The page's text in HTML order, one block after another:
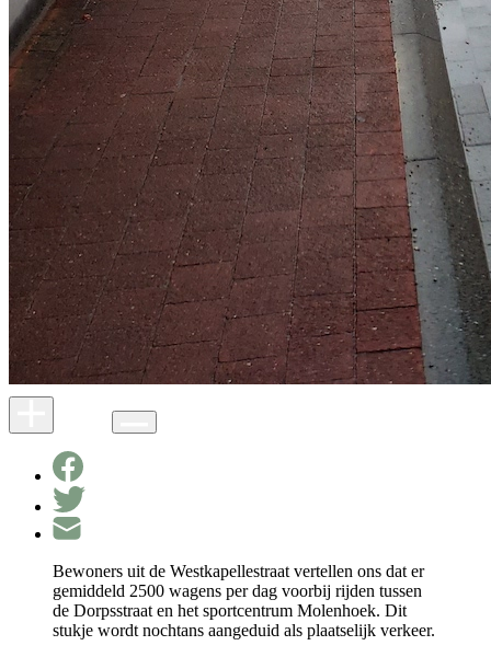
Bewoners uit de Westkapellestraat vertellen ons dat er
gemiddeld 2500 wagens per dag voorbij rijden tussen
de Dorpsstraat en het sportcentrum Molenhoek. Dit
stukje wordt nochtans aangeduid als plaatselijk verkeer.